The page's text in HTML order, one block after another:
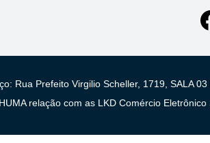
Rua Prefeito Virgilio Scheller, 1719, SALA
relação com as LKD Comércio